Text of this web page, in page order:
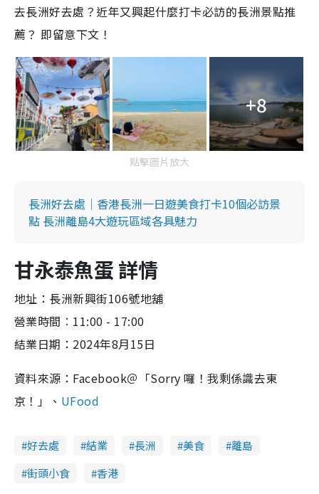
去長洲好去處？近年又興起什麼打卡必訪的長洲景點推
薦？ 即留意下文！
+8
點擊圖片放大
長洲好去處｜香港長洲一日遊美食打卡10個必訪景
點 長洲離島4大遊玩區域各具魅力
甘永泰魚蛋 詳情
地址：長洲新興街106號地舖
營業時間︰11:00 - 17:00
結業日期：2024年8月15日
資料來源：Facebook＠「Sorry 囉！我剩係識去東
京！」、 UFood
好去處 結業 長洲 美食
離島
街頭小食
香港